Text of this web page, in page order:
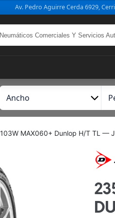
Av. Pedro Aguirre Cerda 6929,
c
o
r
MAX060+ Dunlop H/T TL —